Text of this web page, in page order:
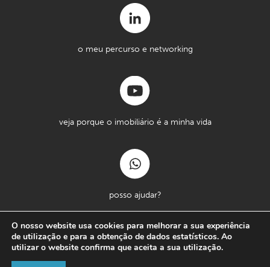
o meu percurso e networking
veja porque o imobiliário é a minha vida
posso ajudar?
Copyright © Massimo Forte 2026
O nosso website usa cookies para melhorar a sua experiência
de utilização e para a obtenção de dados estatísticos. Ao
utilizar o website confirma que aceita a sua utilização.